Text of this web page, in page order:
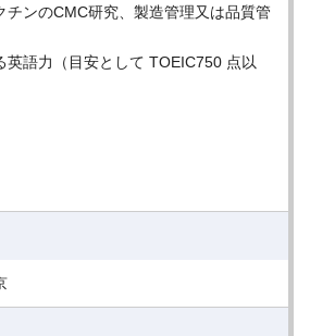
チンのCMC研究、製造管理又は品質管
英語力（目安として TOEIC750 点以